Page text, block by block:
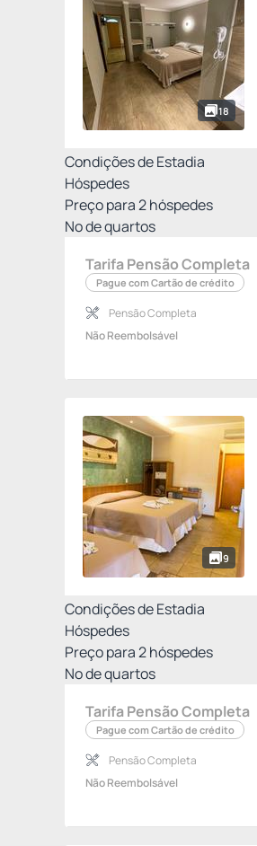
18
Condições de Estadia
Hóspedes
Preço para2hóspedes
Nº de quartos
Tarifa Pensão Completa
Pague com Cartão de crédito
Pensão Completa
Não Reembolsável
9
Condições de Estadia
Hóspedes
Preço para2hóspedes
Nº de quartos
Tarifa Pensão Completa
Pague com Cartão de crédito
Pensão Completa
Não Reembolsável